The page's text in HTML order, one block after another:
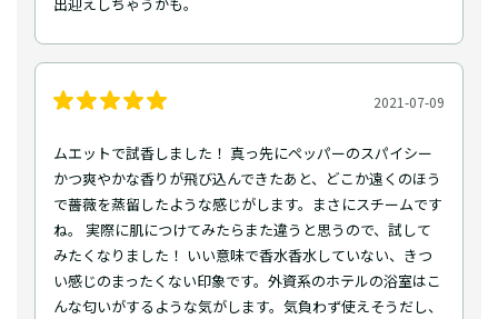
2021-07-09
ムエットで試香しました！ 真っ先にペッパーのスパイシー
かつ爽やかな香りが飛び込んできたあと、どこか遠くのほう
で薔薇を蒸留したような感じがします。まさにスチームです
ね。 実際に肌につけてみたらまた違うと思うので、試して
みたくなりました！ いい意味で香水香水していない、きつ
い感じのまったくない印象です。外資系のホテルの浴室はこ
んな匂いがするような気がします。気負わず使えそうだし、